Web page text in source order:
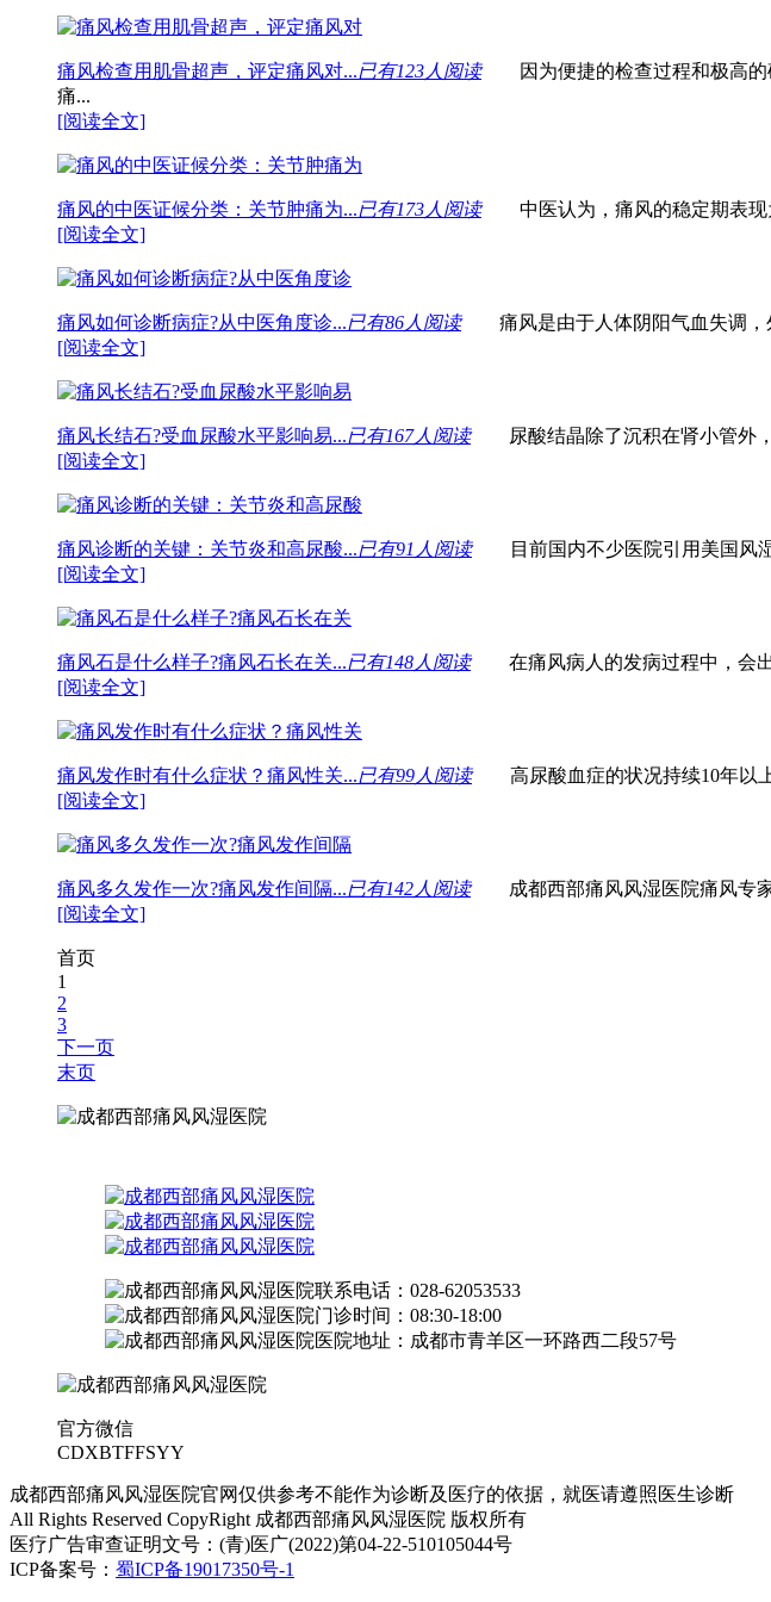
痛风检查用肌骨超声，评定痛风对...已有123人阅读因为便捷的检查过程和极高的确
痛...
[阅读全文]
痛风的中医证候分类：关节肿痛为...已有173人阅读中医认为，痛风的稳定期表现为
[阅读全文]
痛风如何诊断病症?从中医角度诊...已有86人阅读痛风是由于人体阴阳气血失调，外
[阅读全文]
痛风长结石?受血尿酸水平影响易...已有167人阅读尿酸结晶除了沉积在肾小管外，
[阅读全文]
痛风诊断的关键：关节炎和高尿酸...已有91人阅读目前国内不少医院引用美国风湿
[阅读全文]
痛风石是什么样子?痛风石长在关...已有148人阅读在痛风病人的发病过程中，会出
[阅读全文]
痛风发作时有什么症状？痛风性关...已有99人阅读高尿酸血症的状况持续10年以上
[阅读全文]
痛风多久发作一次?痛风发作间隔...已有142人阅读成都西部痛风风湿医院痛风专家
[阅读全文]
首页
1
2
3
下一页
末页
联系电话：028-62053533
门诊时间：08:30-18:00
医院地址：成都市青羊区一环路西二段57号
官方微信
CDXBTFFSYY
成都西部痛风风湿医院官网仅供参考不能作为诊断及医疗的依据，就医请遵照医生诊断
All Rights Reserved CopyRight 成都西部痛风风湿医院 版权所有
医疗广告审查证明文号：(青)医广(2022)第04-22-510105044号
ICP备案号： 蜀ICP备19017350号-1